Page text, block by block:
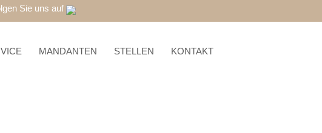
Sie uns auf
MANDANTEN STELLEN KONTAKT